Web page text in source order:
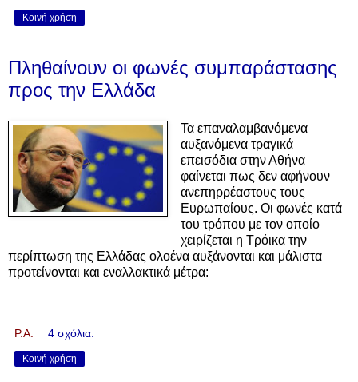
Κοινή χρήση
Πληθαίνουν οι φωνές συμπαράστασης
προς την Ελλάδα
Τα επαναλαμβανόμενα
αυξανόμενα τραγικά
επεισόδια στην Αθήνα
φαίνεται πως δεν αφήνουν
ανεπηρρέαστους τους
Ευρωπαίους. Οι φωνές κατά
του τρόπου με τον οποίο
χειρίζεται η Τρόικα την
περίπτωση της Ελλάδας ολοένα αυξάνονται και μάλιστα
προτείνονται και εναλλακτικά μέτρα:
P.A. 4 σχόλια:
Κοινή χρήση